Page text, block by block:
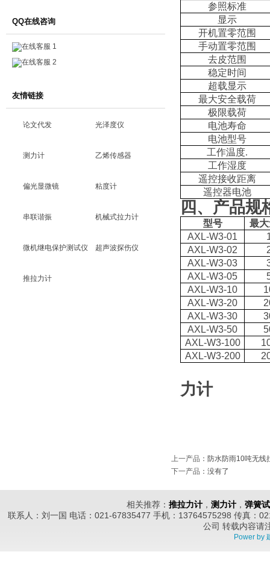
QQ在线咨询
在线客服 1
在线客服 2
友情链接
论文代发 光泽度仪
测力计 乙烯传感器
偏光显微镜 粘度计
串联谐振 机械式拉力计
微机继电保护测试仪 超声波探伤仪
推拉力计
参照标准
显示
开机置零范围
手动置零范围
去皮范围
稳定时间
超载显示
最大安全载荷
极限载荷
电池寿命
电池型号
工作温度.
工作湿度
遥控接收距离
遥控器电池
四、产品规
型号
最
AXL-W3-01
AXL-W3-02
AXL-W3-03
AXL-W3-05
AXL-W3-10
AXL-W3-20
AXL-W3-30
AXL-W3-50
AXL-W3-100
AXL-W3-200
力计
上一产品 ： 防水防雨10吨无线
下一产品 ：没有了
相关推荐： 推拉力计， 测力计， 弹簧
联系人：刘一国 电话：021-67835477 手机：13764575298 传真：
公司 转载内容请
Power by